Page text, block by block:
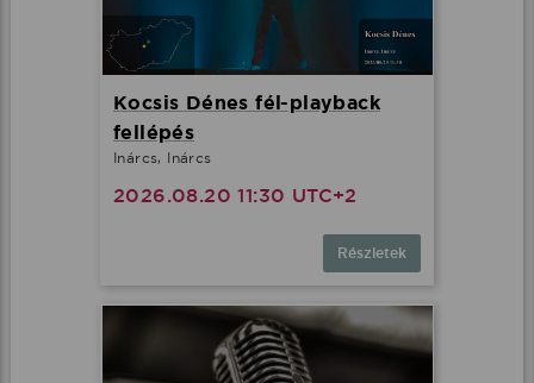
Kocsis Dénes fél-playback
fellépés
Inárcs, Inárcs
2026.08.20 11:30 UTC+2
Részletek